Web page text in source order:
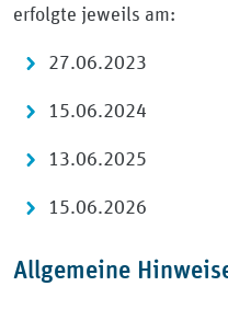
erfolgte jeweils am:
27.06.2023
15.06.2024
13.06.2025
15.06.2026
Allgemeine